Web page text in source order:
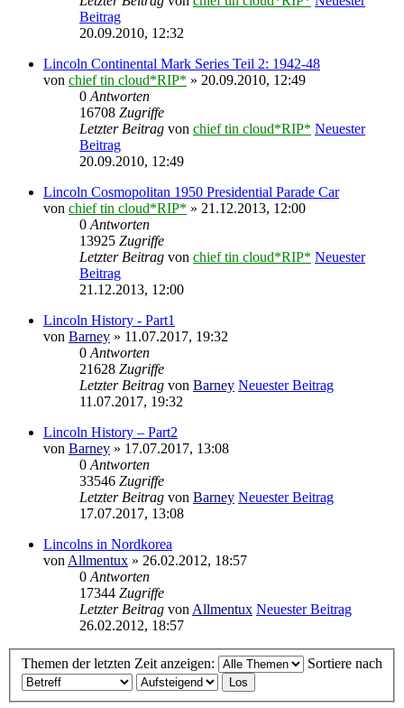
Beitrag
20.09.2010, 12:32
Lincoln Continental Mark Series Teil 2: 1942-48
von chief tin cloud*RIP* » 20.09.2010, 12:49
0 Antworten
16708 Zugriffe
Letzter Beitrag von chief tin cloud*RIP* Neuester
Beitrag
20.09.2010, 12:49
Lincoln Cosmopolitan 1950 Presidential Parade Car
von chief tin cloud*RIP* » 21.12.2013, 12:00
0 Antworten
13925 Zugriffe
Letzter Beitrag von chief tin cloud*RIP* Neuester
Beitrag
21.12.2013, 12:00
Lincoln History - Part1
von Barney » 11.07.2017, 19:32
0 Antworten
21628 Zugriffe
Letzter Beitrag von Barney Neuester Beitrag
11.07.2017, 19:32
Lincoln History – Part2
von Barney » 17.07.2017, 13:08
0 Antworten
33546 Zugriffe
Letzter Beitrag von Barney Neuester Beitrag
17.07.2017, 13:08
Lincolns in Nordkorea
von Allmentux » 26.02.2012, 18:57
0 Antworten
17344 Zugriffe
Letzter Beitrag von Allmentux Neuester Beitrag
26.02.2012, 18:57
Themen der letzten Zeit anzeigen: Sortiere nach